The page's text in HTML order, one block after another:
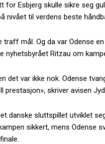
for Esbjerg skulle sikre seg
nivået til verdens beste
traff mål. Og da var Odense
nyhetsbyrået Ritzau om
det var ikke nok. Odense
skriver avisen
danske sluttspillet utviklet
sikkert, mens Odense